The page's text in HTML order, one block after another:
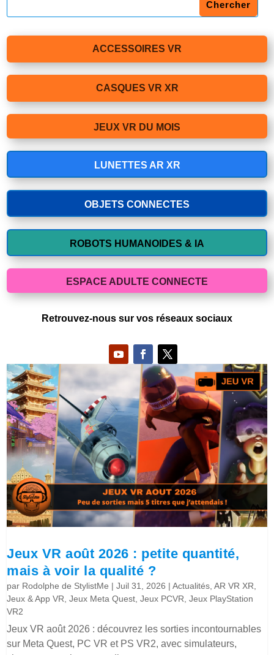
ACCESSOIRES VR
CASQUES VR XR
JEUX VR DU MOIS
LUNETTES AR XR
OBJETS CONNECTES
ROBOTS HUMANOIDES & IA
ESPACE ADULTE CONNECTE
Retrouvez-nous sur vos réseaux sociaux
Jeux VR août 2026 : petite quantité,
mais à voir la qualité ?
par Rodolphe de StylistMe |Juil 31, 2026 |Actualités,AR VR XR,
Jeux & App VR,Jeux Meta Quest,Jeux PCVR,Jeux PlayStation
VR2
Jeux VR août 2026 : découvrez les sorties incontournables
sur Meta Quest, PC VR et PS VR2, avec simulateurs,